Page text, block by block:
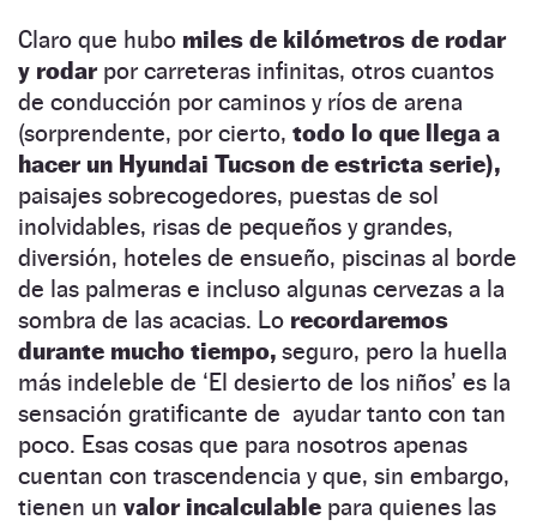
Claro que hubo miles de kilómetros de rodar
y rodarpor carreteras infinitas, otros cuantos
de conducción por caminos y ríos de arena
(sorprendente, por cierto, todo lo que llega a
hacer un Hyundai Tucson de estricta serie),
paisajes sobrecogedores, puestas de sol
inolvidables, risas de pequeños y grandes,
diversión, hoteles de ensueño, piscinas al borde
de las palmeras e incluso algunas cervezas a la
sombra de las acacias. Lo recordaremos
durante mucho tiempo, seguro, pero la huella
más indeleble de ‘El desierto de los niños’ es la
sensación gratificante de ayudar tanto con tan
poco. Esas cosas que para nosotros apenas
cuentan con trascendencia y que, sin embargo,
tienen un valor incalculable para quienes las